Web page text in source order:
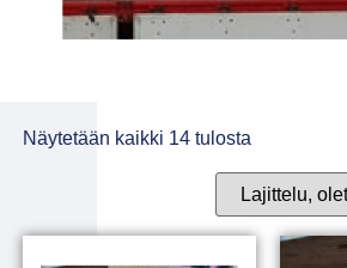
Näytetään kaikki 14 tulosta